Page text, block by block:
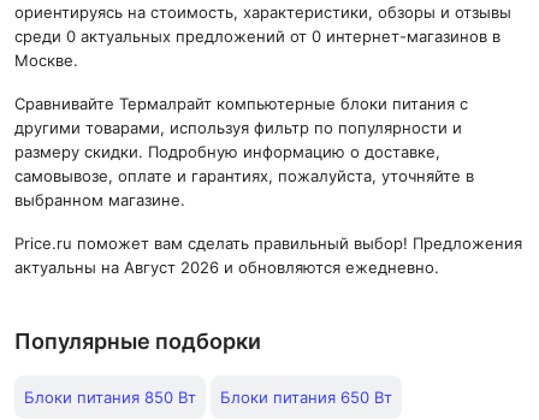
ориентируясь на стоимость, характеристики, обзоры и отзывы
среди 0 актуальных предложений от 0 интернет-магазинов в
Москве.
Сравнивайте Термалрайт компьютерные блоки питания с
другими товарами, используя фильтр по популярности и
размеру скидки. Подробную информацию о доставке,
самовывозе, оплате и гарантиях, пожалуйста, уточняйте в
выбранном магазине.
Price.ru поможет вам сделать правильный выбор! Предложения
актуальны на Август 2026 и обновляются ежедневно.
Популярные подборки
Блоки питания 850 Вт Блоки питания 650 Вт